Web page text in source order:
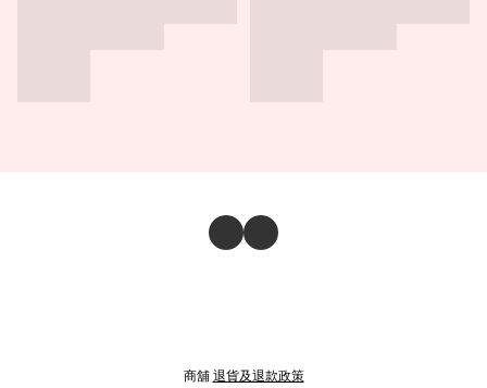
商舖 退貨及退款政策